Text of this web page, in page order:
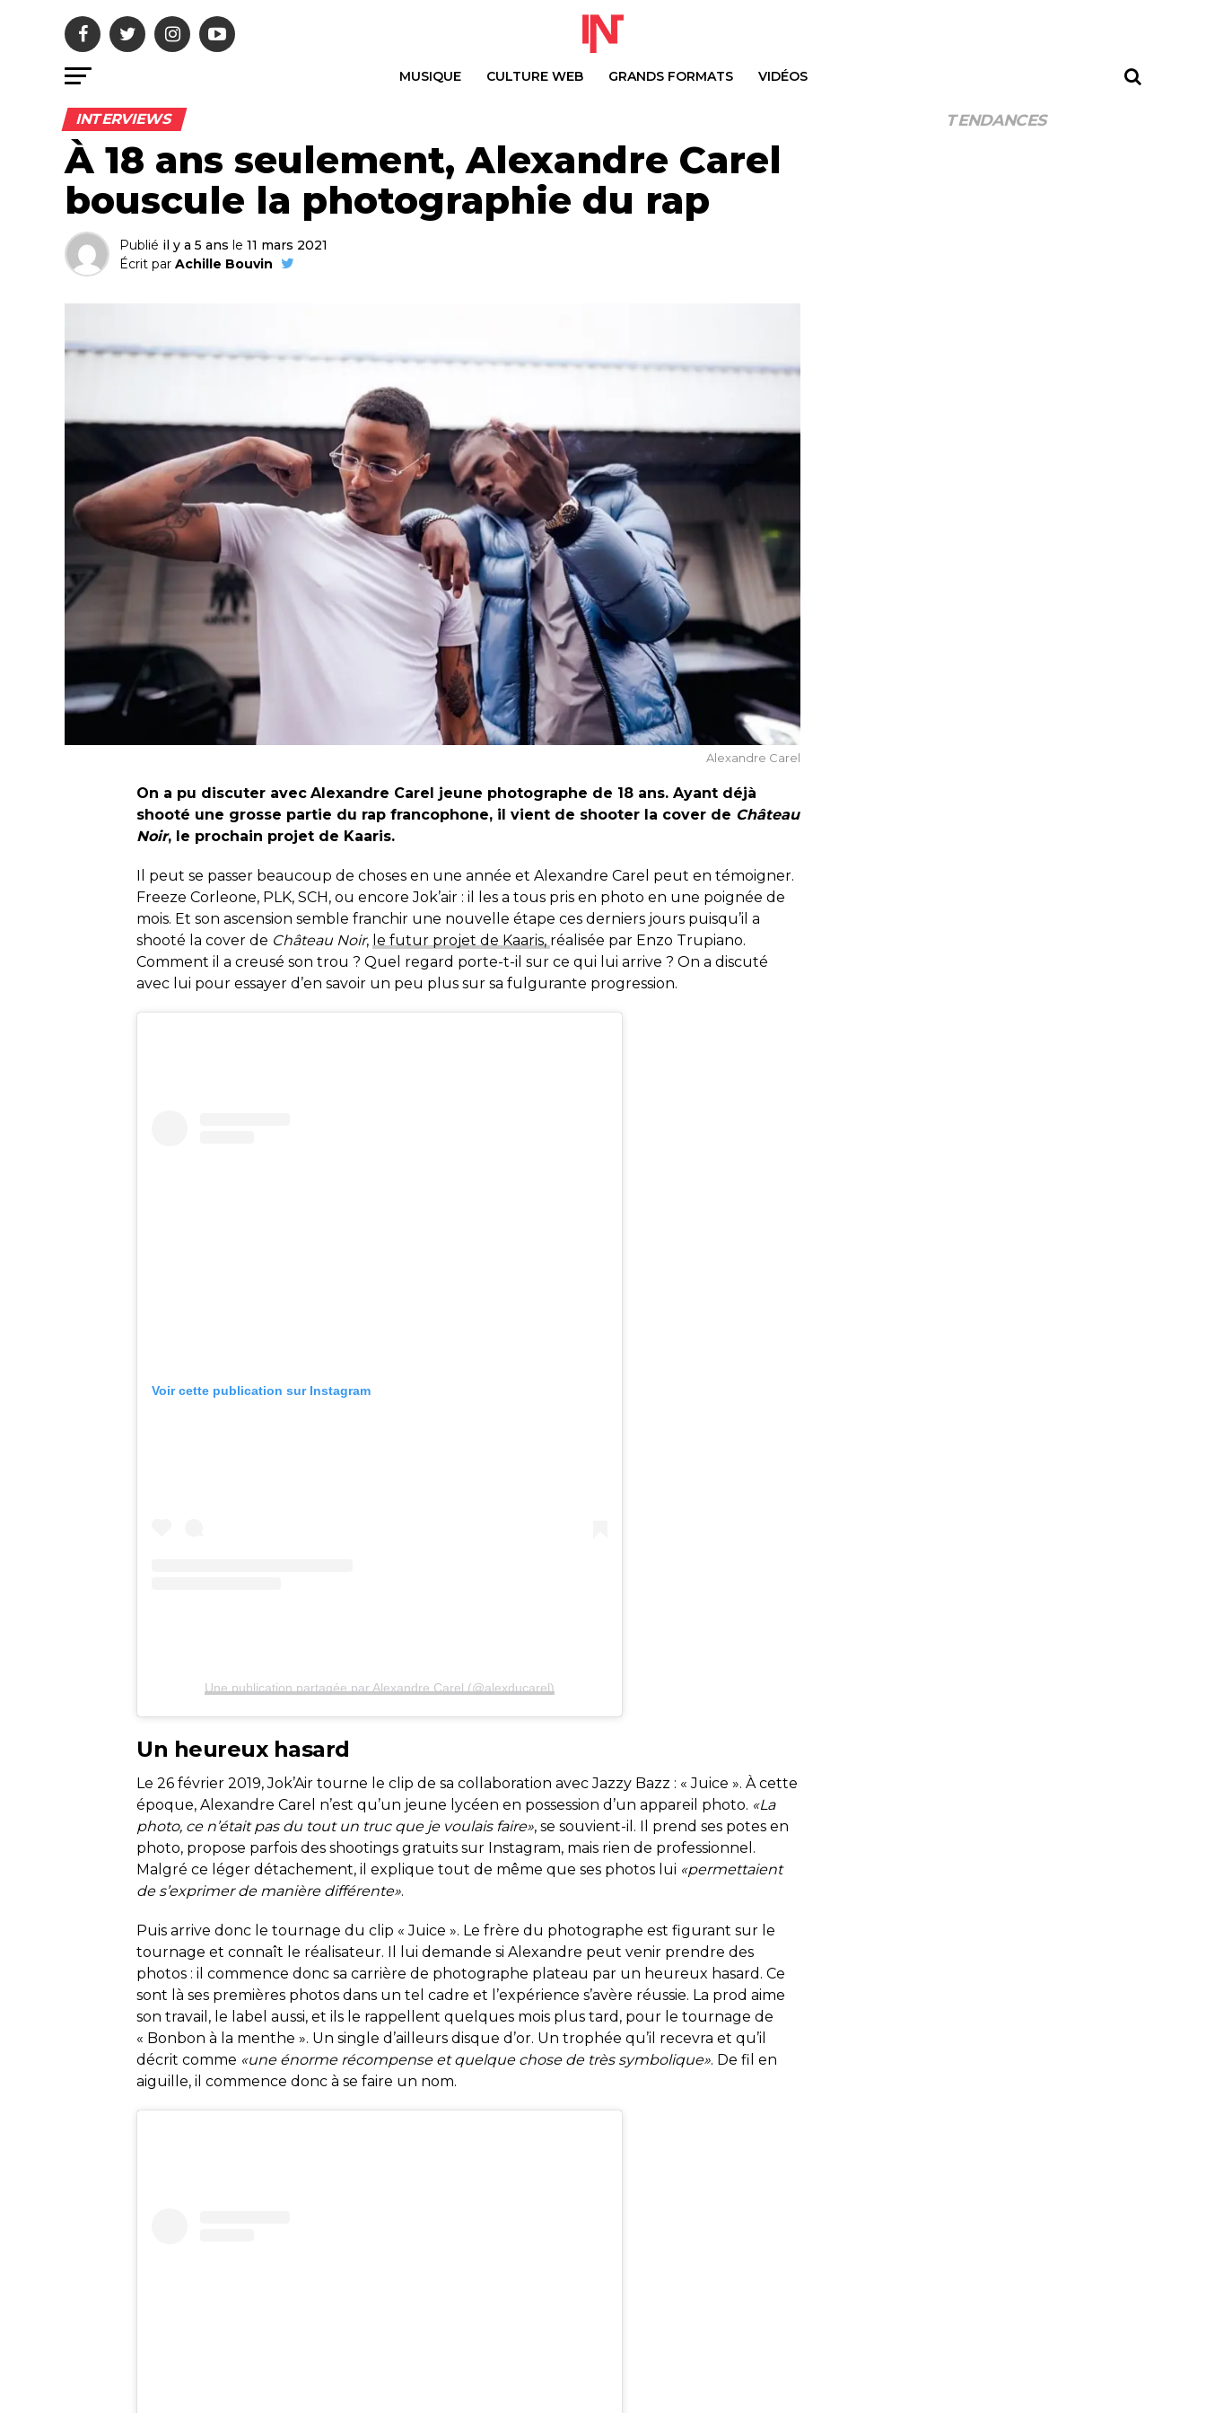
MUSIQUE CULTURE WEB GRANDS FORMATS VIDÉOS
INTERVIEWS
À 18 ans seulement, Alexandre Carel
bouscule la photographie du rap
Publié il y a 5 ans le 11 mars 2021
Écrit par Achille Bouvin
Alexandre Carel
On a pu discuter avec Alexandre Carel jeune photographe de 18 ans. Ayant déjà
shooté une grosse partie du rap francophone, il vient de shooter la cover de Château
Noir, le prochain projet de Kaaris.
Il peut se passer beaucoup de choses en une année et Alexandre Carel peut en témoigner.
Freeze Corleone, PLK, SCH, ou encore Jok’air : il les a tous pris en photo en une poignée de
mois. Et son ascension semble franchir une nouvelle étape ces derniers jours puisqu’il a
shooté la cover de Château Noir, le futur projet de Kaaris, réalisée par Enzo Trupiano.
Comment il a creusé son trou ? Quel regard porte-t-il sur ce qui lui arrive ? On a discuté
avec lui pour essayer d’en savoir un peu plus sur sa fulgurante progression.
Voir cette publication sur Instagram
Une publication partagée par Alexandre Carel (@alexducarel)
Un heureux hasard
Le 26 février 2019, Jok’Air tourne le clip de sa collaboration avec Jazzy Bazz : « Juice ». À cette
époque, Alexandre Carel n’est qu’un jeune lycéen en possession d’un appareil photo. «La
photo, ce n’était pas du tout un truc que je voulais faire», se souvient-il. Il prend ses potes en
photo, propose parfois des shootings gratuits sur Instagram, mais rien de professionnel.
Malgré ce léger détachement, il explique tout de même que ses photos lui «permettaient
de s’exprimer de manière différente».
Puis arrive donc le tournage du clip « Juice ». Le frère du photographe est figurant sur le
tournage et connaît le réalisateur. Il lui demande si Alexandre peut venir prendre des
photos : il commence donc sa carrière de photographe plateau par un heureux hasard. Ce
sont là ses premières photos dans un tel cadre et l’expérience s’avère réussie. La prod aime
son travail, le label aussi, et ils le rappellent quelques mois plus tard, pour le tournage de
« Bonbon à la menthe ». Un single d’ailleurs disque d’or. Un trophée qu’il recevra et qu’il
décrit comme «une énorme récompense et quelque chose de très symbolique». De fil en
aiguille, il commence donc à se faire un nom.
TENDANCES